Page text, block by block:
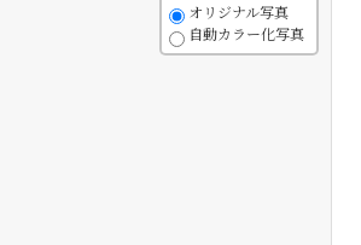
オリジナル写真
自動カラー化写真